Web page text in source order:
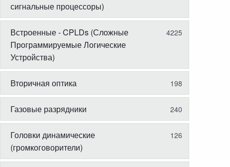
сигнальные процессоры)
Встроенные - CPLDs (Сложные
Программируемые Логические
Устройства)
4225
Вторичная оптика 198
Газовые разрядники 240
Головки динамические
(громкоговорители)
126